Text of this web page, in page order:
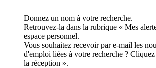
Donnez un nom à votre recherche.
Retrouvez-la dans la rubrique « Mes
espace personnel.
Vous souhaitez recevoir par e-mail les
d'emploi liées à votre recherche ?
la réception ».